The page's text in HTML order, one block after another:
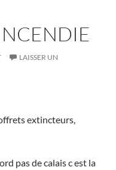
LAISSER UN
pas de calais c est la